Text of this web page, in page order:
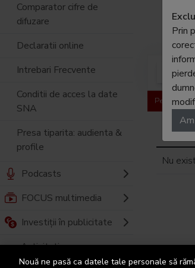
Comparator cifre de
difuzare
Declaratii online
Intrebari Frecvente
Conditii de acces la date
SNA
Presa tiparita: audienta &
profile
Podcasts
FOCUS multimedia
Investiții în publicitate
Activitati
educationale
Cifre
Pentru a
Nu
Prin
Nouă ne pasă ca datele tale personale să